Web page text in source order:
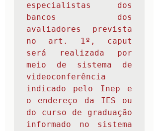
especialistas dos
bancos dos
avaliadores prevista
no art. 1º, caput
será realizada por
meio de sistema de
videoconferência
indicado pelo Inep e
o endereço da IES ou
do curso de graduação
informado no sistema